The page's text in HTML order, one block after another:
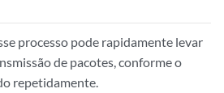
processo pode rapidamente levar
de pacotes, conforme o
repetidamente.